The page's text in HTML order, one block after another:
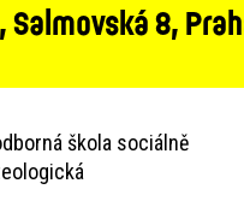
Salmovská 8,
škola sociálně